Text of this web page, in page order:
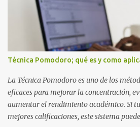
para una portada para presentar un
impreso son los siguientes y en este
del instituto (Es muy importante este
(Puede ser: Ensayo sobre la lectura, o
Nombre completo del alumno que va a
escrito La clase, materia ó asignatura
o catedrático Ciudad y fecha...
Técnica Pomodoro; qué es y como
La Técnica Pomodoro es uno de los
eficaces para mejorar la concentración,
aumentar el rendimiento académico. Si
mejores calificaciones, este sistema